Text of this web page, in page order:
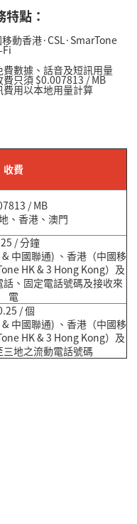
點：
動香港·CSL·SmarTone
Fi
數據、話音及短訊用量
只須 $0.007813 / MB
用以本地用量計算
收費
/ MB
、香港、澳門
/ 分鐘
中國聯通) 、香港（中國移
HK & 3 Hong Kong）及
、固定電話號碼及接收來
電
/ 個
中國聯通) 、香港（中國移
HK & 3 Hong Kong）及
地之流動電話號碼